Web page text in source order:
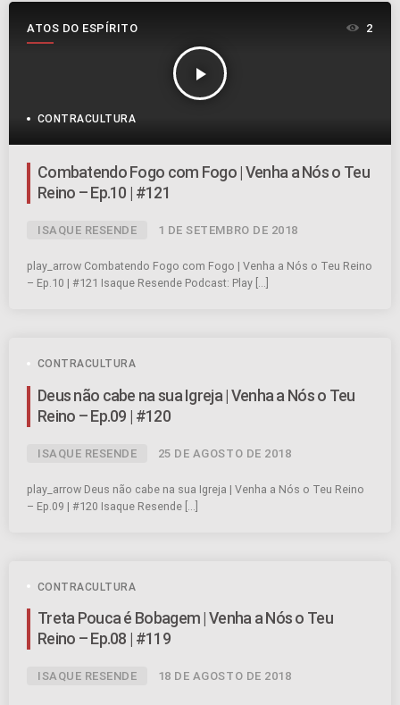
ATOS DO ESPÍRITO
play_arrow
2
CONTRACULTURA
Combatendo Fogo com Fogo | Venha a Nós o Teu
Reino – Ep.10 | #121
ISAQUE RESENDE 1 DE SETEMBRO DE 2018
play_arrow Combatendo Fogo com Fogo | Venha a Nós o Teu Reino
– Ep.10 | #121 Isaque Resende Podcast: Play […]
CONTRACULTURA
Deus não cabe na sua Igreja | Venha a Nós o Teu
Reino – Ep.09 | #120
ISAQUE RESENDE 25 DE AGOSTO DE 2018
play_arrow Deus não cabe na sua Igreja | Venha a Nós o Teu Reino
– Ep.09 | #120 Isaque Resende […]
CONTRACULTURA
Treta Pouca é Bobagem | Venha a Nós o Teu
Reino – Ep.08 | #119
ISAQUE RESENDE 18 DE AGOSTO DE 2018